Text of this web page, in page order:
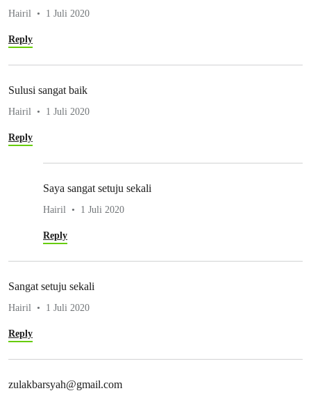
Hairil 1 Juli 2020
Reply
Sulusi sangat baik
Hairil 1 Juli 2020
Reply
Saya sangat setuju sekali
Hairil 1 Juli 2020
Reply
Sangat setuju sekali
Hairil 1 Juli 2020
Reply
zulakbarsyah@gmail.com